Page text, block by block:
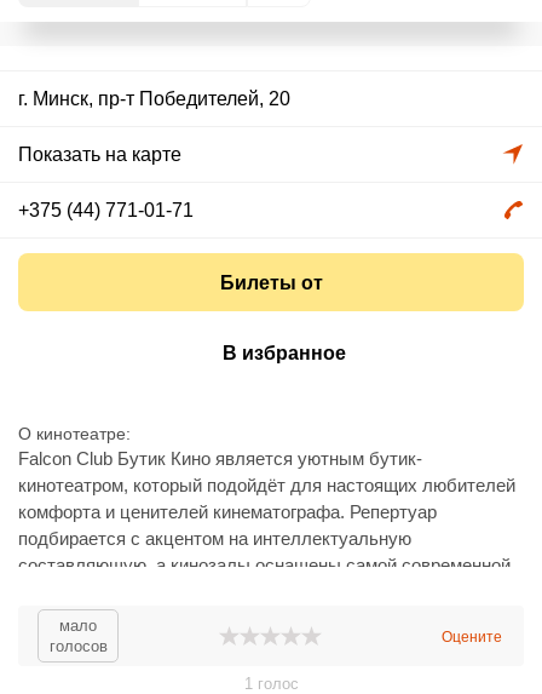
г. Минск, пр-т Победителей, 20
Показать на карте
+375 (44) 771-01-71
Билеты от
В избранное
О кинотеатре
Falcon Club Бутик Кино является уютным бутик-
кинотеатром, который подойдёт для настоящих любителей
комфорта и ценителей кинематографа. Репертуар
подбирается с акцентом на интеллектуальную
составляющую, а кинозалы оснащены самой современной
от 15 до 109 человек. Всего в кинотеатре одновременно
могут разместиться 272 зрителя.
мало
голосов
Оцените
1голос